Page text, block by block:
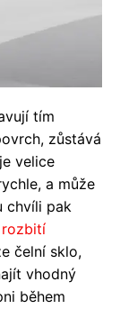
tím
zůstává
velice
a může
chvíli pak
rozbití
čelní sklo,
vhodný
během